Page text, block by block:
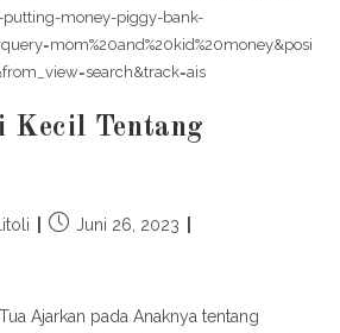
putting-money-piggy-bank-
Kecil Tentang
Post Juni 26, 2023
Ajarkan pada Anaknya tentang